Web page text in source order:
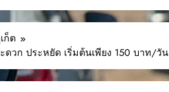
ก็ต
วก ประหยัด เริ่มต้นเพียง 150 บาท/วัน